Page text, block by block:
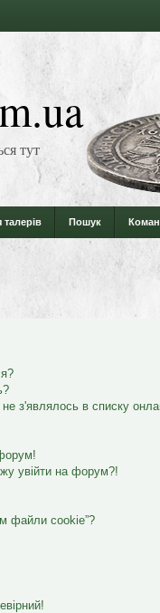
тут
талерів Пошук
з'являлось в списку
увійти на форум?!
файли cookie”?